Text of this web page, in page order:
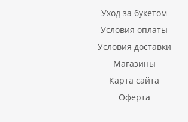
Уход за букетом
Условия оплаты
Условия доставки
Магазины
Карта сайта
Оферта